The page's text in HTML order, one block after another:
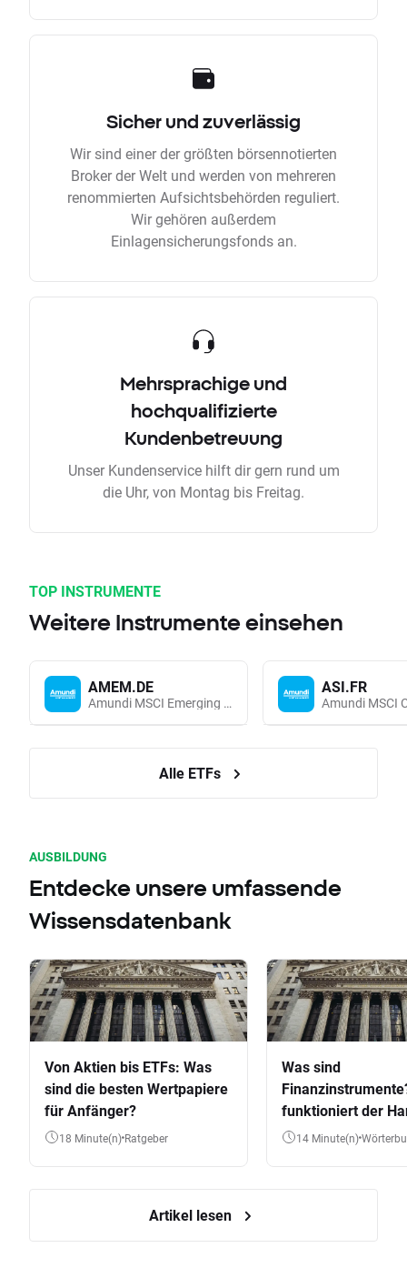
Sicher und zuverlässig
Wir sind einer der größten börsennotierten
Broker der Welt und werden von mehreren
renommierten Aufsichtsbehörden reguliert.
Wir gehören außerdem
Einlagensicherungsfonds an.
Mehrsprachige und
hochqualifizierte
Kundenbetreuung
Unser Kundenservice hilft dir gern rund um
die Uhr, von Montag bis Freitag.
TOP INSTRUMENTE
Weitere Instrumente einsehen
AMEM.DE
Amundi MSCI Emerging Markets UCITS (Acc EUR)
ASI.FR
Alle ETFs
AUSBILDUNG
Entdecke unsere umfassende
Wissensdatenbank
Von Aktien bis ETFs: Was
sind die besten Wertpapiere
für Anfänger?
18 Minute(n) Ratgeber
Was sind
funktioniert der
Aktien, ETFs & Co.
14 Minute(n)
Artikel lesen